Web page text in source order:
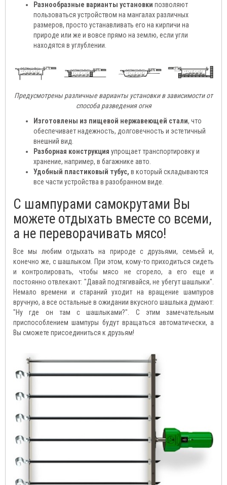
Разнообразные варианты установки позволяют
пользоваться устройством на мангалах различных
размеров, просто устанавливать его на кирпичи на
природе или же и вовсе прямо на землю, если угли
находятся в углублении.
Предусмотрены различные варианты установки в зависимости от
способа разведения огня
Изготовлены из пищевой нержавеющей стали, что
обеспечивает надежность, долговечность и эстетичный
внешний вид.
Разборная конструкция упрощает транспортировку и
хранение, например, в багажнике авто.
Удобный пластиковый тубус, в который складываются
все части устройства в разобранном виде.
С шампурами самокрутами Вы
можете отдыхать вместе со всеми,
а не переворачивать мясо!
Все мы любим отдыхать на природе с друзьями, семьей и,
конечно же, с шашлыком. При этом, кому-то приходиться сидеть
и контролировать, чтобы мясо не сгорело, а его еще и
постоянно отвлекают: "Давай подтягивайся, не убегут шашлыки".
Немало времени и стараний уходит на вращение шампуров
вручную, а все остальные в ожидании вкусного шашлыка думают:
"Ну где он там с шашлыками?". С этим замечательным
приспособлением шампуры будут вращаться автоматически, а
Вы сможете присоединиться к друзьям!